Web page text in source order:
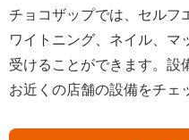
チョコザップでは、セルフ
ワイトニング、ネイル、マ
受けることができます。設
お近くの店舗の設備をチェ